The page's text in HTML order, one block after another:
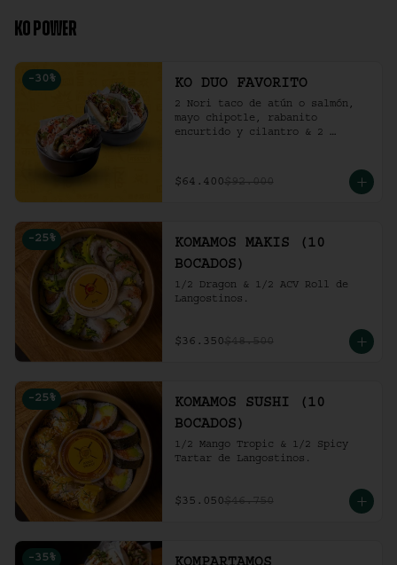
KO POWER
-30 % KO DUO FAVORITO
2 Nori taco de atún o salmón,
mayo chipotle, rabanito
encurtido y cilantro & 2
picante en bao buns.
$64.400$92.000
-25 %
KOMAMOS MAKIS (10
BOCADOS)
1/2 Dragon & 1/2 ACV Roll de
Langostinos.
$36.350$48.500
-25 %
KOMAMOS SUSHI (10
BOCADOS)
1/2 Mango Tropic & 1/2 Spicy
Tartar de Langostinos.
$35.050$46.750
-35 %